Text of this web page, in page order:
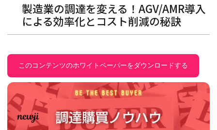
製造業の調達を変える！AGV/AMR導入
による効率化とコスト削減の秘訣
このコンテンツのホワイトペーパーをダウンロードする